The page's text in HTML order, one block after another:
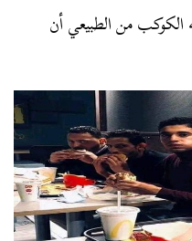
من الطبيعي أن